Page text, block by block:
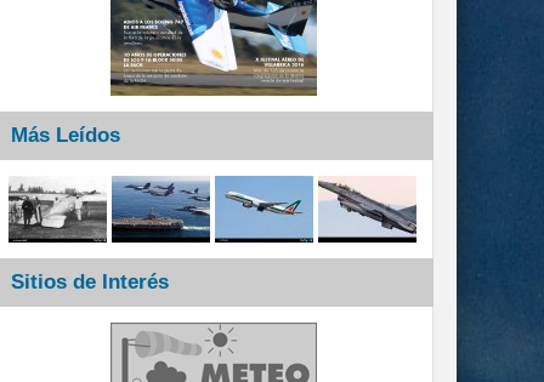
Más Leídos
Sitios de Interés